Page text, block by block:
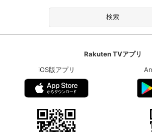
Rakuten TVアプリ
iOS版アプリ